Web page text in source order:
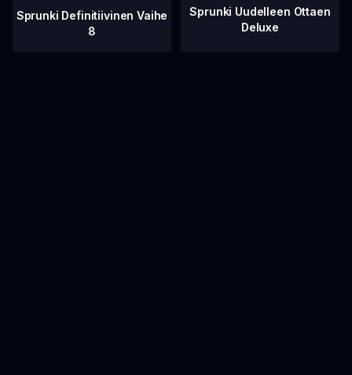
Sprunki Definitiivinen Vaihe
8
Sprunki Uudelleen Ottaen
Deluxe